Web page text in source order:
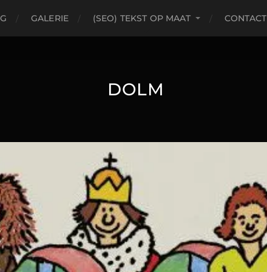
GALERIE (SEO) TEKST OP MAAT CONTACT
DOLM